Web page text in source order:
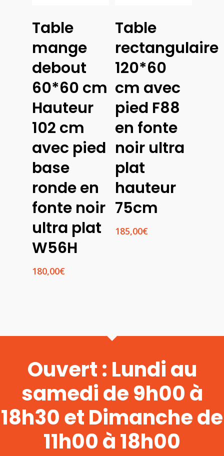
Ajouter
Panier
Table
mange
debout
60*60 cm
Hauteur
102 cm
avec pied
base
ronde en
fonte noir
ultra plat
W56H
180,00€
Table
rectangulaire
120*60
cm avec
pied F88
en fonte
noir ultra
plat
hauteur
75cm
185,00€
Ouvert : Lundi au
samedi de 9h00 à
18h30 et Dimanche de
11h00 à 18h00